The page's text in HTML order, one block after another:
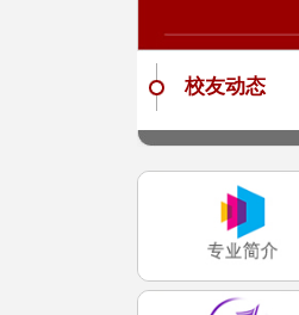
校友动态